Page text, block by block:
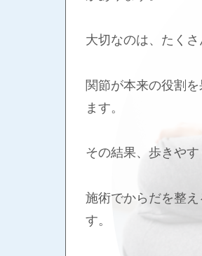
大切なのは、たく
関節が本来の役割
ます。
その結果、歩きや
施術でからだを整
す。